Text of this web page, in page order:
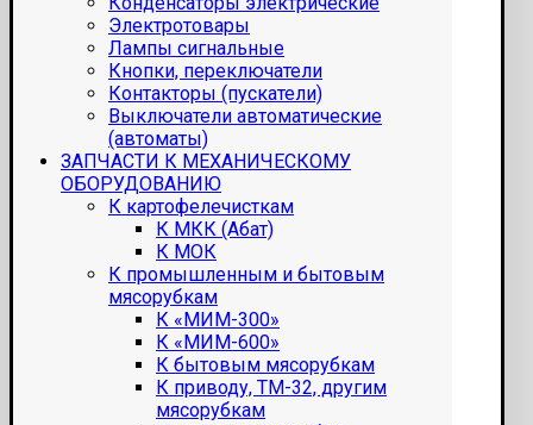
Электротовары
Лампы сигнальные
Кнопки, переключатели
Контакторы (пускатели)
Выключатели автоматические
(автоматы)
ЗАПЧАСТИ К МЕХАНИЧЕСКОМУ
ОБОРУДОВАНИЮ
К картофелечисткам
К МКК (Абат)
К МОК
К промышленным и бытовым
мясорубкам
К «МИМ-300»
К «МИМ-600»
К бытовым мясорубкам
К приводу, ТМ-32, другим
мясорубкам